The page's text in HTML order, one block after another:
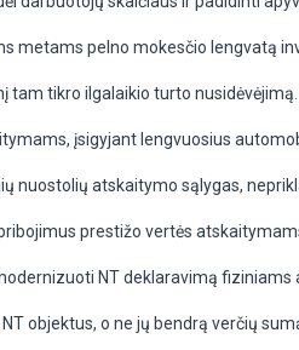
metams pelno mokesčio lengvatą
tam tikro ilgalaikio turto nusidėvėjimą.
įsigyjant lengvuosius
nuostolių atskaitymo sąlygas,
prestižo vertės
NT deklaravimą fiziniams
objektus, o ne jų bendrą verčių